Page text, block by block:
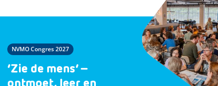
NVMO Congres 2027
‘Zie de mens’ –
ontmoet, leer en